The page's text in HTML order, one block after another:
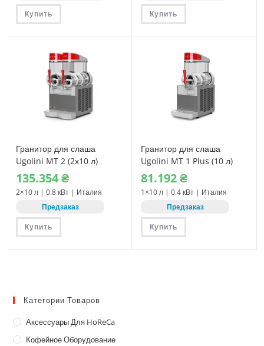
Купить
Купить
Гранитор для слаша
Ugolini MT 2 (2х10 л)
135.354₴
2×10 л | 0.8 кВт | Италия
Предзаказ
Купить
Гранитор для слаша
Ugolini MT 1 Plus (10 л)
81.192₴
1×10 л | 0.4 кВт | Италия
Предзаказ
Купить
Категории Товаров
Аксессуары Для HoReCa
Кофейное Оборудование